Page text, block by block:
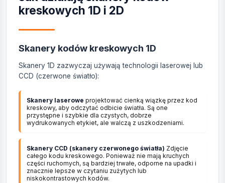
kreskowych 1D i 2D
Skanery kodów kreskowych 1D
Skanery 1D zazwyczaj używają technologii laserowej lub
CCD (czerwone światło):
Skanery laserowe projektować cienką wiązkę przez kod
kreskowy, aby odczytać odbicie światła. Są one
przystępne i szybkie dla czystych, dobrze
wydrukowanych etykiet, ale walczą z uszkodzeniami.
Skanery CCD (skanery czerwonego światła) Zdjęcie
całego kodu kreskowego. Ponieważ nie mają kruchych
części ruchomych, są bardziej trwałe, odporne na upadki i
znacznie lepsze w czytaniu zużytych lub
niskokontrastowych kodów.